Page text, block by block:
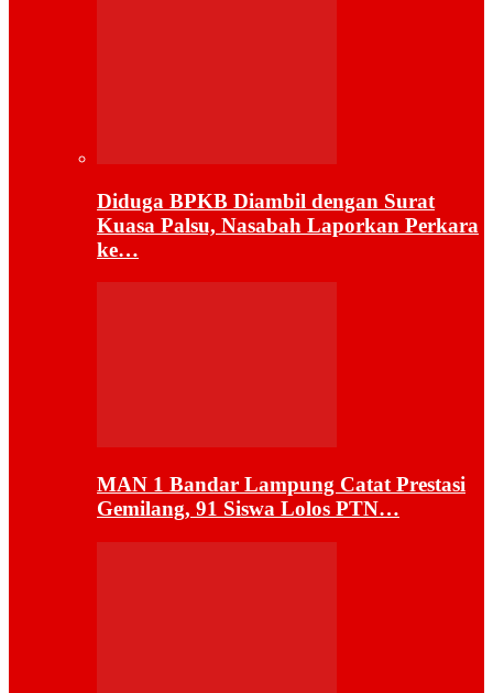
Diduga BPKB Diambil dengan Surat
Kuasa Palsu, Nasabah Laporkan Perkara
ke…
MAN 1 Bandar Lampung Catat Prestasi
Gemilang, 91 Siswa Lolos PTN…